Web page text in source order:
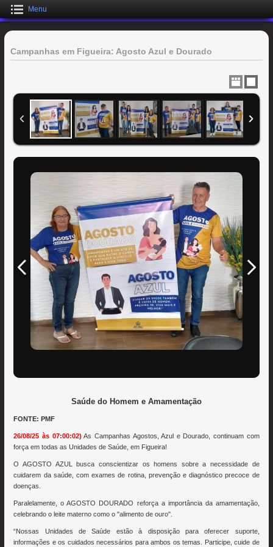
Menu
Campanhas em Figueira: Agosto Azul e Dourado
Saúde do Homem e Amamentação
FONTE: PMF
26/08/25 às 07:00:02) As Campanhas Agostos, Azul e Dourado, continuam com
força em todas as Unidades de Saúde, em Figueira!
O AGOSTO AZUL busca conscientizar os homens sobre a necessidade de
cuidarem da saúde, com exames de rotina, prevenção e diagnóstico precoce de
doenças.
Paralelamente, o AGOSTO DOURADO reforça a importância da amamentação,
celebrando o leite materno como o "alimento de ouro".
“Nossas Unidades de Saúde estão à disposição para oferecer suporte,
informações e os cuidados necessários para ambos os temas. Participe, cuide de